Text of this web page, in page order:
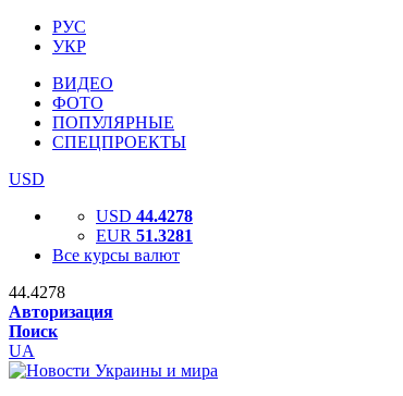
РУС
УКР
ВИДЕО
ФОТО
ПОПУЛЯРНЫЕ
СПЕЦПРОЕКТЫ
USD
USD 44.4278
EUR 51.3281
Все курсы валют
44.4278
Авторизация
Поиск
UA